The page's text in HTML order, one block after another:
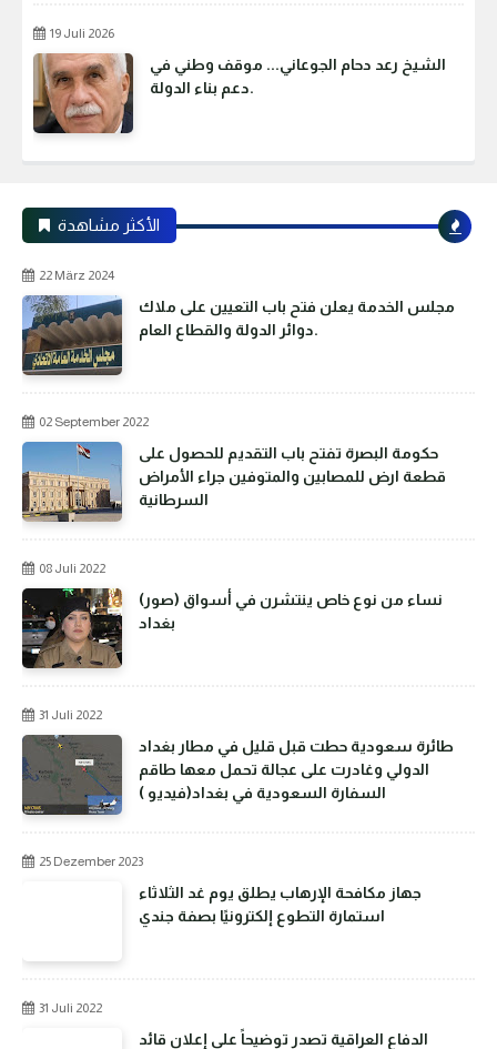
19 Juli 2026
الشيخ رعد دحام الجوعاني... موقف وطني في
دعم بناء الدولة.
الأكثر مشاهدة
22 März 2024
مجلس الخدمة يعلن فتح باب التعيين على ملاك
دوائر الدولة والقطاع العام.
02 September 2022
حكومة البصرة تفتح باب التقديم للحصول على
قطعة ارض للمصابين والمتوفين جراء الأمراض
السرطانية
08 Juli 2022
(صور) نساء من نوع خاص ينتشرن في أسواق
بغداد
31 Juli 2022
طائرة سعودية حطت قبل قليل في مطار بغداد
الدولي وغادرت على عجالة تحمل معها طاقم
السفارة السعودية في بغداد(فيديو )
25 Dezember 2023
جهاز مكافحة الإرهاب يطلق يوم غد الثلاثاء
استمارة التطوع إلكترونيًا بصفة جندي
31 Juli 2022
الدفاع العراقية تصدر توضيحاً على إعلان قائد